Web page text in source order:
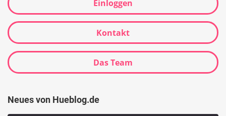
Einloggen
Kontakt
Das Team
Neues von Hueblog.de